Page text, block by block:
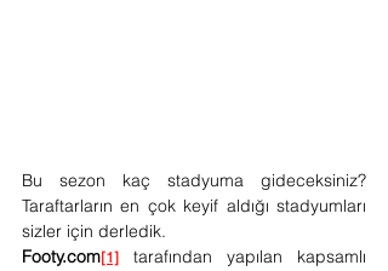
Bu sezon kaç stadyuma gideceksiniz?
Taraftarların en çok keyif aldığı stadyumları
sizler için derledik.
Footy.com[1]
tarafından yapılan kapsamlı